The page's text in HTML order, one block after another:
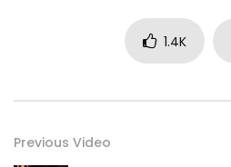
1.4K
Previous Video